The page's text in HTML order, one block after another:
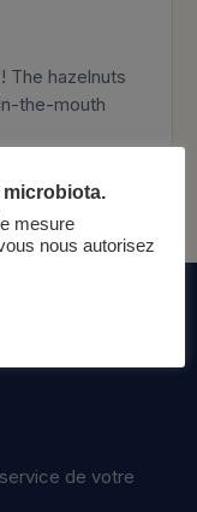
The hazelnuts
the-mouth
de votre
microbiota.
mesure
nous autorisez